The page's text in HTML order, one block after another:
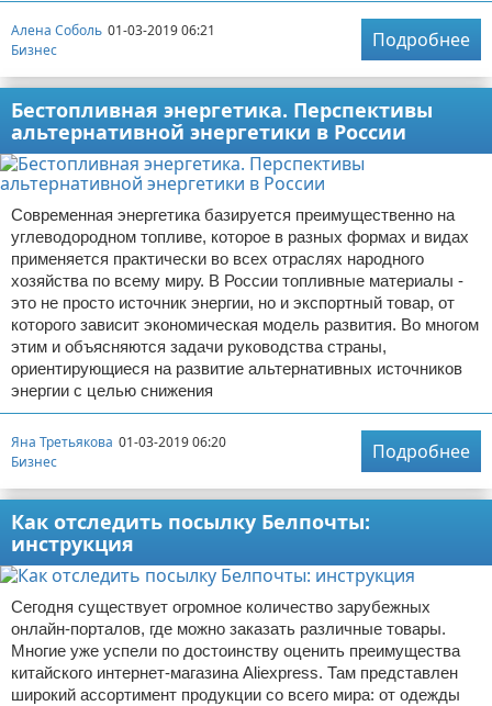
Алена Соболь 01-03-2019 06:21
Бизнес
Подробнее
Бестопливная энергетика. Перспективы
альтернативной энергетики в России
Современная энергетика базируется преимущественно на
углеводородном топливе, которое в разных формах и видах
применяется практически во всех отраслях народного
хозяйства по всему миру. В России топливные материалы -
это не просто источник энергии, но и экспортный товар, от
которого зависит экономическая модель развития. Во многом
этим и объясняются задачи руководства страны,
ориентирующиеся на развитие альтернативных источников
энергии с целью снижения
Яна Третьякова 01-03-2019 06:20
Бизнес
Подробнее
Как отследить посылку Белпочты:
инструкция
Сегодня существует огромное количество зарубежных
онлайн-порталов, где можно заказать различные товары.
Многие уже успели по достоинству оценить преимущества
китайского интернет-магазина Aliexpress. Там представлен
широкий ассортимент продукции со всего мира: от одежды